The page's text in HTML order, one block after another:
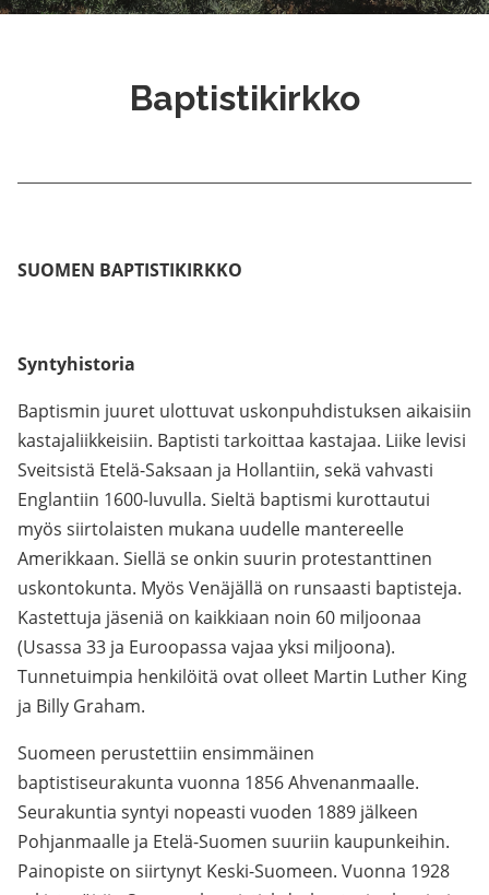
Baptistikirkko
SUOMEN BAPTISTIKIRKKO
Syntyhistoria
Baptismin juuret ulottuvat uskonpuhdistuksen aikaisiin
kastajaliikkeisiin. Baptisti tarkoittaa kastajaa. Liike levisi
Sveitsistä Etelä-Saksaan ja Hollantiin, sekä vahvasti
Englantiin 1600-luvulla. Sieltä baptismi kurottautui
myös siirtolaisten mukana uudelle mantereelle
Amerikkaan. Siellä se onkin suurin protestanttinen
uskontokunta. Myös Venäjällä on runsaasti baptisteja.
Kastettuja jäseniä on kaikkiaan noin 60 miljoonaa
(Usassa 33 ja Euroopassa vajaa yksi miljoona).
Tunnetuimpia henkilöitä ovat olleet Martin Luther King
ja Billy Graham.
Suomeen perustettiin ensimmäinen
baptistiseurakunta vuonna 1856 Ahvenanmaalle.
Seurakuntia syntyi nopeasti vuoden 1889 jälkeen
Pohjanmaalle ja Etelä-Suomen suuriin kaupunkeihin.
Painopiste on siirtynyt Keski-Suomeen. Vuonna 1928